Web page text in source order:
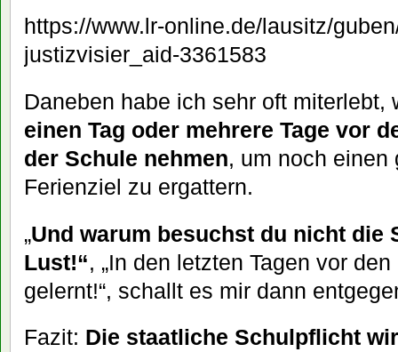
https://www.lr-online.de/lausitz/
justizvisier_aid-3361583
Daneben habe ich sehr oft miterlebt,
einen Tag oder mehrere Tage vor
der Schule nehmen, um noch einen
Ferienziel zu ergattern.
„Und warum besuchst du nicht die
Lust!“, „In den letzten Tagen vor
gelernt!“, schallt es mir dann
Fazit: Die staatliche Schulpflicht